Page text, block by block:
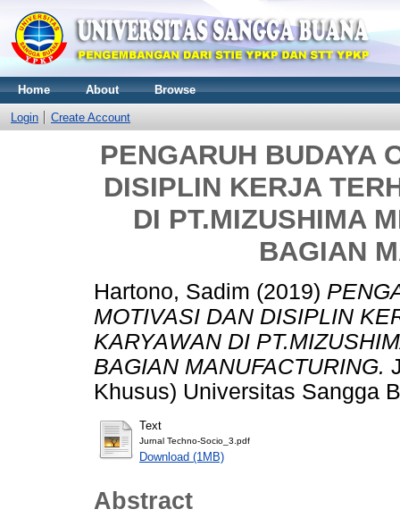
Home About Browse
Login Create Account
PENGARUH BUDAYA
DISIPLIN KERJA
DI PT.MIZUSHIMA
BAGIAN
Hartono, Sadim (2019)
MOTIVASI DAN DISIPLIN
KARYAWAN DI
BAGIAN MANUFACTURING.
Khusus) Universitas Sangga
Text
Jurnal Techno-Socio_3.pdf
Download (1MB)
Abstract